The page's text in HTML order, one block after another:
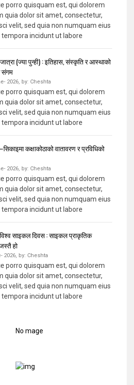
porro quisquam est, qui dolorem
quia dolor sit amet, consectetur,
velit, sed quia non numquam eius
tempora incidunt ut labore
(ज्या पुन्ही) : इतिहास, संस्कृति र आस्थाको
2026, by: Cheshta
porro quisquam est, qui dolorem
quia dolor sit amet, consectetur,
velit, sed quia non numquam eius
tempora incidunt ut labore
कक्षाकोठाको वातावरण र प्रविधिको
2026, by: Cheshta
porro quisquam est, qui dolorem
quia dolor sit amet, consectetur,
velit, sed quia non numquam eius
tempora incidunt ut labore
विश्व साइकल दिवस : साइकल प्राकृतिक
हो
2026, by: Cheshta
porro quisquam est, qui dolorem
quia dolor sit amet, consectetur,
velit, sed quia non numquam eius
tempora incidunt ut labore